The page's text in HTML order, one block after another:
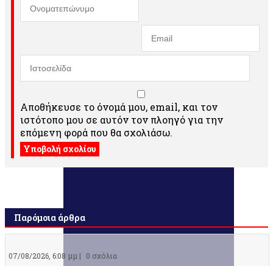
Αποθήκευσε το όνομά μου, email, και τον
ιστότοπο μου σε αυτόν τον πλοηγό για την
επόμενη φορά που θα σχολιάσω.
Παρόμοια άρθρα
07/08/2026, 6:08 μμ | 0 σχόλια